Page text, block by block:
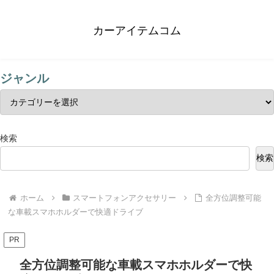
カーアイテムコム
ジャンル
検索
検索
ホーム スマートフォンアクセサリー
全方位調整可能
な車載スマホホルダーで快適ドライブ
PR
全方位調整可能な車載スマホホルダーで快